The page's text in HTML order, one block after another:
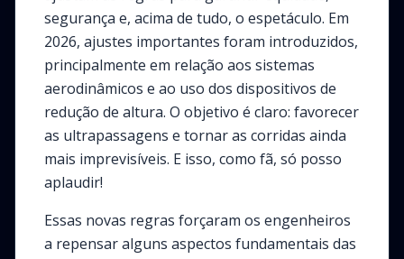
segurança e, acima de tudo, o espetáculo. Em
2026, ajustes importantes foram introduzidos,
principalmente em relação aos sistemas
aerodinâmicos e ao uso dos dispositivos de
redução de altura. O objetivo é claro: favorecer
as ultrapassagens e tornar as corridas ainda
mais imprevisíveis. E isso, como fã, só posso
aplaudir!
Essas novas regras forçaram os engenheiros
a repensar alguns aspectos fundamentais das